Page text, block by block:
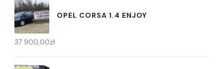
OPEL CORSA 1.4 ENJOY
37 900,00zł